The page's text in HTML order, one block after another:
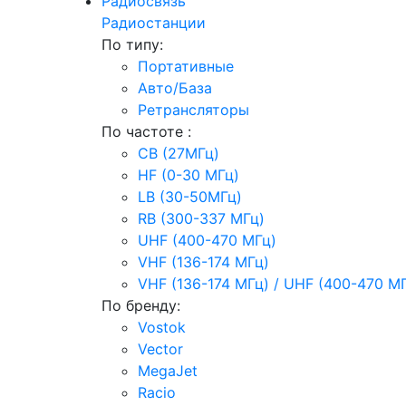
Радиостанции
По типу:
Портативные
Авто/База
Ретрансляторы
По частоте :
CB (27МГц)
HF (0-30 МГц)
LB (30-50МГц)
RB (300-337 МГц)
UHF (400-470 МГц)
VHF (136-174 МГц)
VHF (136-174 МГц) / UHF (400-470
По бренду:
Vostok
Vector
MegaJet
Racio